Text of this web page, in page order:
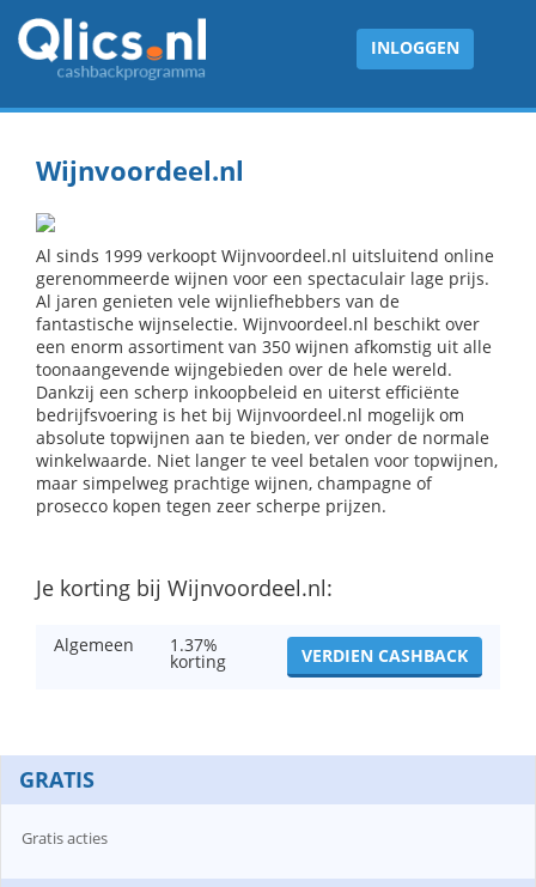
INLOGGEN
Wijnvoordeel.nl
Al sinds 1999 verkoopt Wijnvoordeel.nl uitsluitend online
gerenommeerde wijnen voor een spectaculair lage prijs.
Al jaren genieten vele wijnliefhebbers van de
fantastische wijnselectie. Wijnvoordeel.nl beschikt over
een enorm assortiment van 350 wijnen afkomstig uit alle
toonaangevende wijngebieden over de hele wereld.
Dankzij een scherp inkoopbeleid en uiterst efficiënte
bedrijfsvoering is het bij Wijnvoordeel.nl mogelijk om
absolute topwijnen aan te bieden, ver onder de normale
winkelwaarde. Niet langer te veel betalen voor topwijnen,
maar simpelweg prachtige wijnen, champagne of
prosecco kopen tegen zeer scherpe prijzen.
Je korting bij Wijnvoordeel.nl:
Algemeen 1.37%
korting VERDIEN CASHBACK
GRATIS
Gratis acties